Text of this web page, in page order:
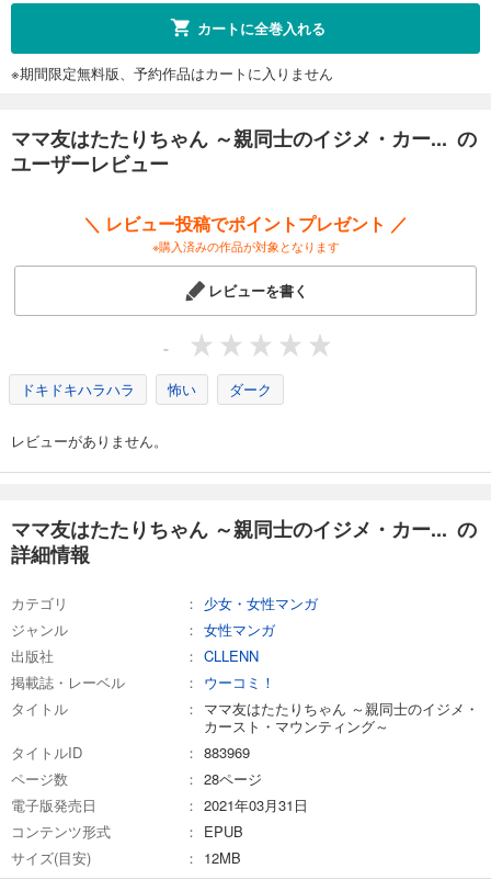
カートに全巻入れる
※期間限定無料版、予約作品はカートに入りません
ママ友はたたりちゃん ～親同士のイジメ・カー... の
ユーザーレビュー
＼ レビュー投稿でポイントプレゼント ／
※購入済みの作品が対象となります
レビューを書く
-
ドキドキハラハラ 怖い ダーク
レビューがありません。
ママ友はたたりちゃん ～親同士のイジメ・カー... の
詳細情報
カテゴリ
少女・女性マンガ
ジャンル
女性マンガ
出版社
CLLENN
掲載誌・レーベル
ウーコミ！
タイトル
ママ友はたたりちゃん ～親同士のイジメ・
カースト・マウンティング～
タイトルID
883969
ページ数
28ページ
電子版発売日
2021年03月31日
コンテンツ形式
EPUB
サイズ(目安)
12MB